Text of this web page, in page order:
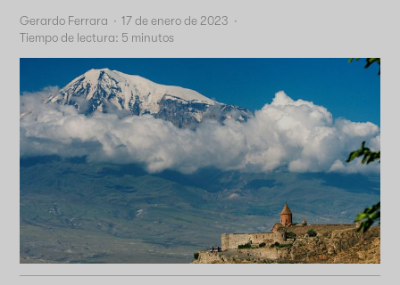
Gerardo Ferrara · 17 de enero de 2023 ·
Tiempo de lectura: 5 minutos